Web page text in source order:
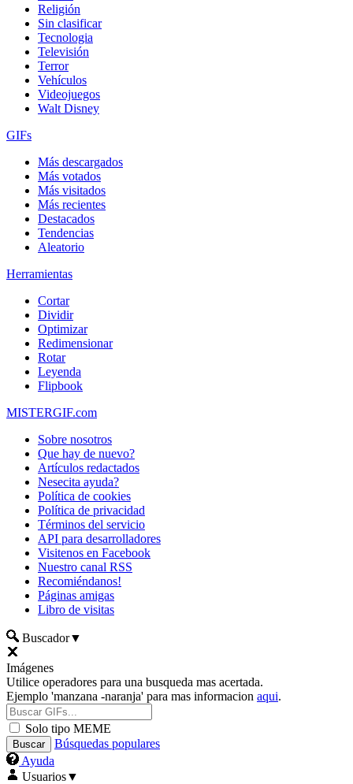
Religión
Sin clasificar
Tecnologia
Televisión
Terror
Vehículos
Videojuegos
Walt Disney
GIFs
Más descargados
Más votados
Más visitados
Más recientes
Destacados
Tendencias
Aleatorio
Herramientas
Cortar
Dividir
Optimizar
Redimensionar
Rotar
Leyenda
Flipbook
MISTERGIF.com
Sobre nosotros
Que hay de nuevo?
Artículos redactados
Nesecita ayuda?
Política de cookies
Política de privacidad
Términos del servicio
API para desarrolladores
Visitenos en Facebook
Nuestro canal RSS
Recomiéndanos!
Páginas amigas
Libro de visitas
Buscador▼
Imágenes
Utilice operadores para una busqueda mas acertada.
Ejemplo 'manzana -naranja' para mas informacion aqui.
Solo tipo MEME
Búsquedas populares
Ayuda
Usuarios▼